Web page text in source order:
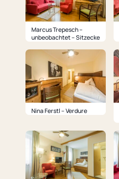
Marcus Trepesch –
unbeobachtet – Sitzecke
Nina Ferstl – Verdure